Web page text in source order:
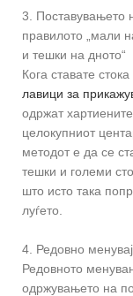
3. Поставувањето
правилото „мали
и тешки на дното“
Кога ставате стока
лавици за
одржат
целокупниот
методот е да се
тешки и големи
што исто така
луѓето.
4. Редовно
Редовното
одржувањето на